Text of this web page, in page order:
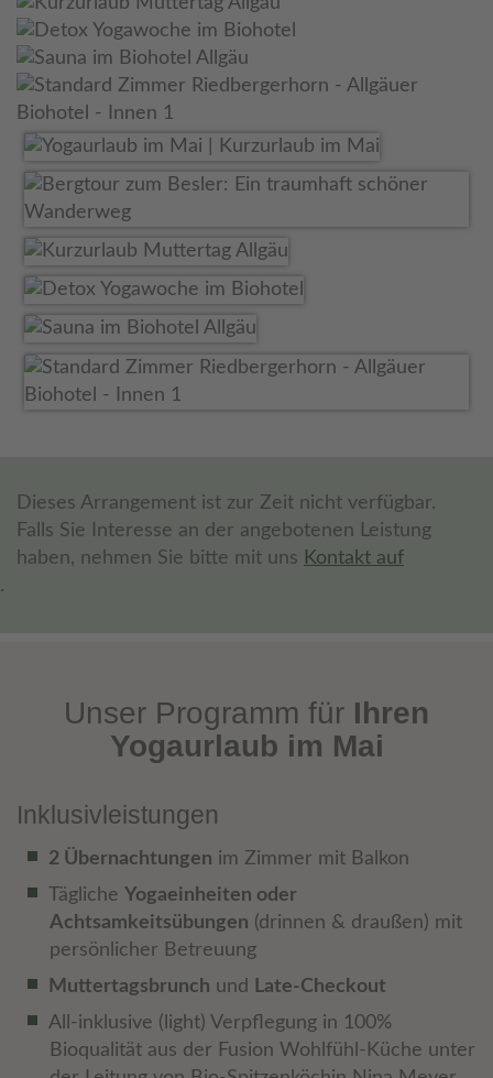
Dieses Arrangement ist zur Zeit nicht verfügbar.
Falls Sie Interesse an der angebotenen Leistung
haben, nehmen Sie bitte mit uns Kontakt auf
.
Unser Programm für Ihren
Yogaurlaub im Mai
Inklusivleistungen
2 Übernachtungen im Zimmer mit Balkon
Tägliche Yogaeinheiten oder
Achtsamkeitsübungen (drinnen & draußen) mit
persönlicher Betreuung
Muttertagsbrunch und
Late-Checkout
All-inklusive (light) Verpflegung in 100%
Bioqualität aus der Fusion Wohlfühl-Küche unter